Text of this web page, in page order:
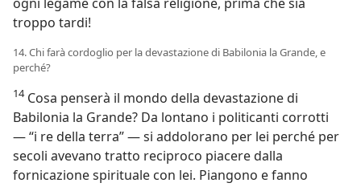
troppo tardi!
14. Chi farà cordoglio per la devastazione di Babilonia la Grande, e
perché?
14Cosa penserà il mondo della devastazione di
Babilonia la Grande? Da lontano i politicanti corrotti
— “i re della terra” — si addolorano per lei perché per
secoli avevano tratto reciproco piacere dalla
fornicazione spirituale con lei. Piangono e fanno